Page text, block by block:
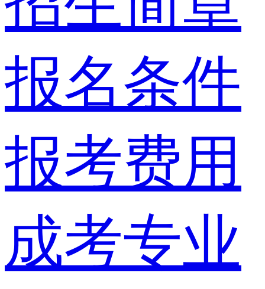
报名条件
报考费用
成考专业